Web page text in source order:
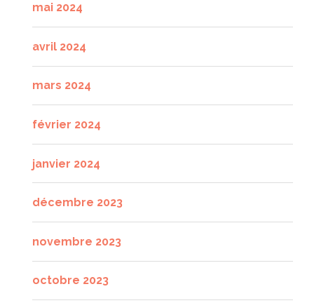
mai 2024
avril 2024
mars 2024
février 2024
janvier 2024
décembre 2023
novembre 2023
octobre 2023